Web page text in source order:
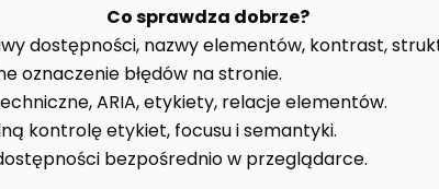
Co sprawdza dobrze?
dostępności, nazwy elementów, kontrast,
oznaczenie błędów na stronie.
ARIA, etykiety, relacje elementów.
kontrolę etykiet, focusu i semantyki.
bezpośrednio w przeglądarce.